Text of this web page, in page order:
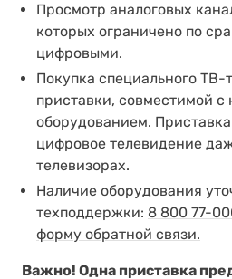
Просмотр аналоговых
которых ограничено по
цифровыми.
Покупка специального
приставки, совместимой
оборудованием.
цифровое телевидение
телевизорах.
Наличие оборудования
техподдержки: 8 800 77-
форму обратной связи.
Важно! Одна приставка